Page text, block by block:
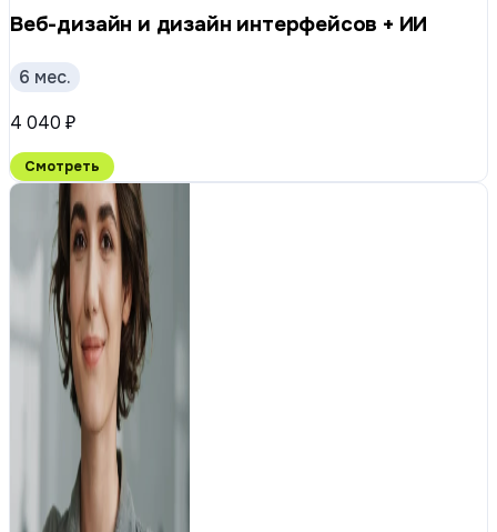
Веб-дизайн и дизайн интерфейсов + ИИ
6 мес.
4 040 ₽
Смотреть